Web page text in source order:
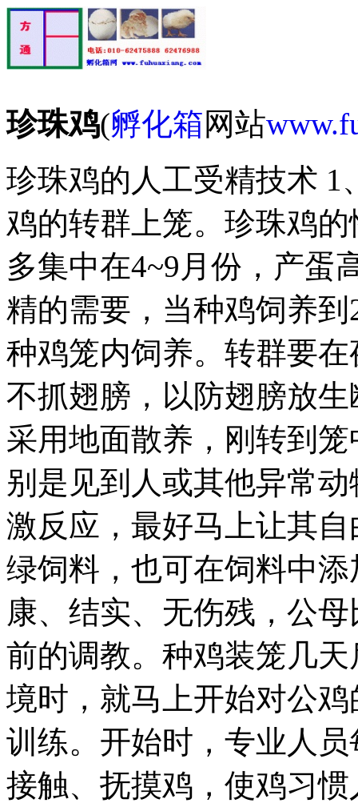
珍珠鸡(孵化箱网站
珍珠鸡的人工受精技术 1
鸡的转群上笼。珍珠鸡
多集中在4~9月份，产蛋
精的需要，当种鸡饲养
种鸡笼内饲养。转群要
不抓翅膀，以防翅膀放
采用地面散养，刚转到
别是见到人或其他异常
激反应，最好马上让其
绿饲料，也可在饲料中
康、结实、无伤残，公
前的调教。种鸡装笼几
境时，就马上开始对公
训练。开始时，专业人
接触、抚摸鸡，使鸡习